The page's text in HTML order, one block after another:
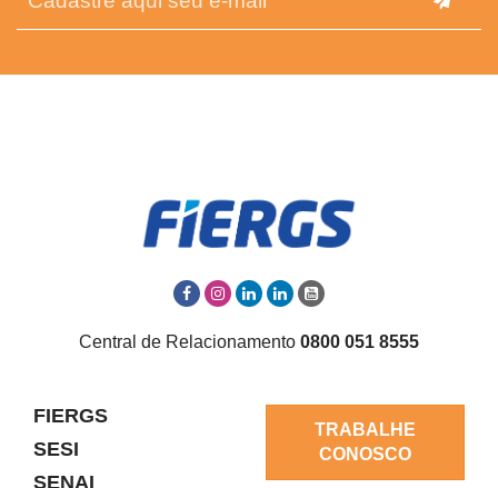
Central de Relacionamento 0800 051 8555
FIERGS
SESI
SENAI
TRABALHE
CONOSCO